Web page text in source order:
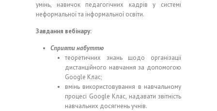
умінь, навичок педагогічних кадрів у системі
неформальної та інформальної освіти.
Завдання вебінару:
Сприяти набуттю
теоретичних знань щодо організації
дистанційного навчання за допомогою
Google Клас;
вмінь використовування в навчальному
процесі Google Клас, надавати звітність
навчальних досягнень учнів.